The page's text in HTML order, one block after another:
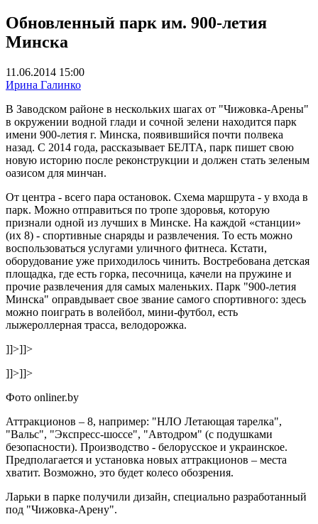
Обновленный парк им. 900-летия
Минска
11.06.2014 15:00
Ирина Галинко
В Заводском районе в нескольких шагах от "Чижовка-Арены"
в окружении водной глади и сочной зелени находится парк
имени 900-летия г. Минска, появившийся почти полвека
назад. С 2014 года, рассказывает БЕЛТА, парк пишет свою
новую историю после реконструкции и должен стать зеленым
оазисом для минчан.
От центра - всего пара остановок. Схема маршрута - у входа в
парк. Можно отправиться по тропе здоровья, которую
признали одной из лучших в Минске. На каждой «станции»
(их 8) - спортивные снаряды и развлечения. То есть можно
воспользоваться услугами уличного фитнеса. Кстати,
оборудование уже приходилось чинить. Востребована детская
площадка, где есть горка, песочница, качели на пружине и
прочие развлечения для самых маленьких. Парк "900-летия
Минска" оправдывает свое звание самого спортивного: здесь
можно поиграть в волейбол, мини-футбол, есть
лыжероллерная трасса, велодорожка.
]]>]]>
]]>]]>
Фото onliner.by
Аттракционов – 8, например: "НЛО Летающая тарелка",
"Вальс", "Экспресс-шоссе", "Автодром" (с подушками
безопасности). Производство - белорусское и украинское.
Предполагается и установка новых аттракционов – места
хватит. Возможно, это будет колесо обозрения.
Ларьки в парке получили дизайн, специально разработанный
под "Чижовка-Арену".